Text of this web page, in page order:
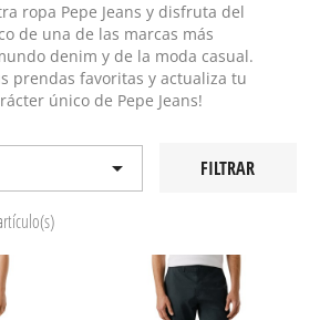
ropa Pepe Jeans y disfruta del
de una de las marcas más
denim y de la moda casual.
prendas favoritas y actualiza tu
único de Pepe Jeans!
 FILTRAR